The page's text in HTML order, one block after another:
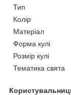
Тип
Колір
Матеріал
Форма кулі
Розмір кулі
Тематика свята